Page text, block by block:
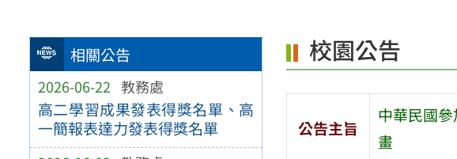
相關公告
2026-06-22 教務處
高二學習成果發表得獎名單、高
一簡報表達力發表得獎名單
校園公告
公告主旨
中華民國
畫